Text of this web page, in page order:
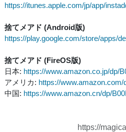
https://itunes.apple.com/jp/app/
捨てメアド (Android版)
https://play.google.com/store/apps/
捨てメアド (FireOS版)
日本: https://www.amazon.co.jp/dp/
アメリカ: https://www.amazon.com/
中国: https://www.amazon.cn/dp/
https://